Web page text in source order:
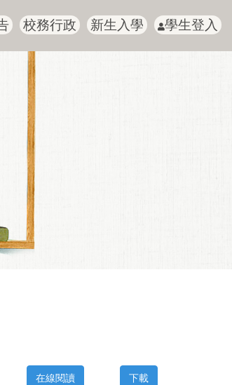
校務行政 新生入學 學生登入
在線閱讀 下載